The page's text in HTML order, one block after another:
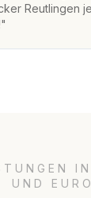
Reutlingen
UND